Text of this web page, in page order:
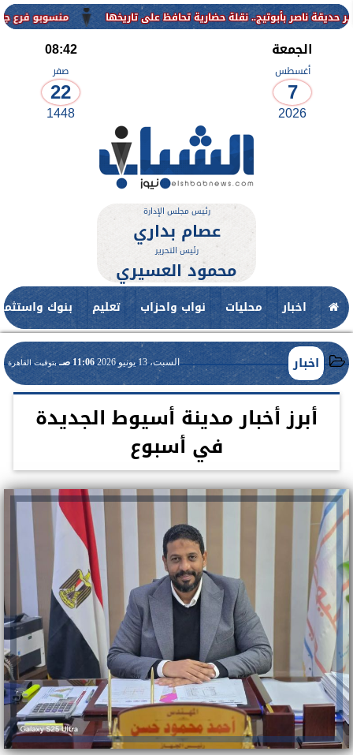
منسوبو فرع جامعة الأزهر
الجمعة
أغسطس
7
2026
08:42
صفر
22
1448
رئيس مجلس الإدارة
عصام بداري
رئيس التحرير
محمود العسيري
اخبار محليات نواب واحزاب تعليم بنوك
اخبار السبت، 13 يونيو 2026 11:06 صـ بتوقيت القاهرة
أبرز أخبار مدينة أسيوط الجديدة
في أسبوع